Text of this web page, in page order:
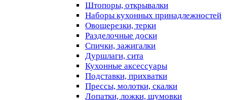
Штопоры, открывалки
Наборы кухонных принадлежностей
Овощерезки, терки
Разделочные доски
Спички, зажигалки
Дуршлаги, сита
Кухонные аксессуары
Подставки, прихватки
Прессы, молотки, скалки
Лопатки, ложки, шумовки